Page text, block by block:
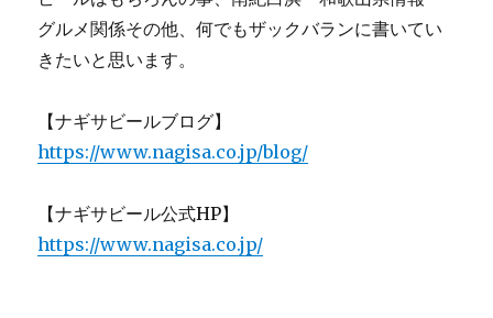
グルメ関係その他、何でもザックバランに書いてい
きたいと思います。
【ナギサビールブログ】
https://www.nagisa.co.jp/blog/
【ナギサビール公式HP】
https://www.nagisa.co.jp/